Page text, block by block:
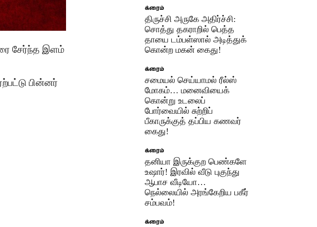
சேர்ந்த இளம்
பின்னர்
க்ரைம்
திருச்சி அருகே அதிர்ச்சி:
சொத்து தகராறில் பெத்த
தாயை டம்பள்ஸால் அடித்துக்
கொன்ற மகன் கைது!
க்ரைம்
சமையல் செய்யாமல் ரீல்ஸ்
மோகம்… மனைவியைக்
கொன்று உடலைப்
போர்வையில் சுற்றிப்
பீகாருக்குத் தப்பிய கணவர்
கைது!
க்ரைம்
தனியா இருக்குற பெண்களே
உஷார்! இரவில் வீடு புகுந்து
ஆபாச வீடியோ…
நெல்லையில் அரங்கேறிய பகீர்
சம்பவம்!
க்ரைம்